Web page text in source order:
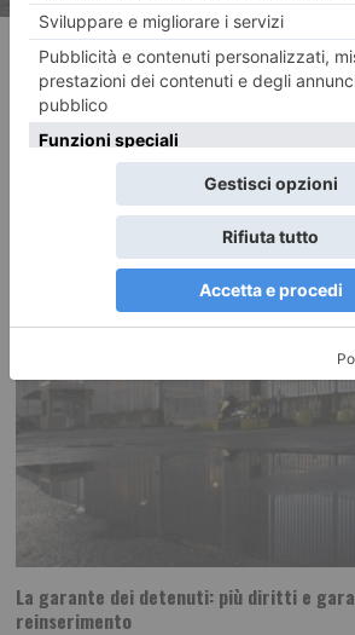
La garante dei detenuti: più diritti e
reinserimento